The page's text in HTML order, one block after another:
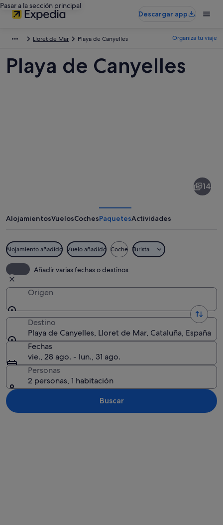
Pasar a la sección principal
Descargar app
Lloret de Mar Playa de Canyelles Organiza tu viaje
Playa de Canyelles
14
AlojamientosVuelosCochesPaquetesActividades
Alojamiento añadido Vuelo añadido Coche Turista
Añadir varias fechas o destinos
Origen
Destino
Playa de Canyelles, Lloret de Mar, Cataluña, España
Fechas
vie., 28 ago. - lun., 31 ago.
Personas
2 personas, 1 habitación
Buscar